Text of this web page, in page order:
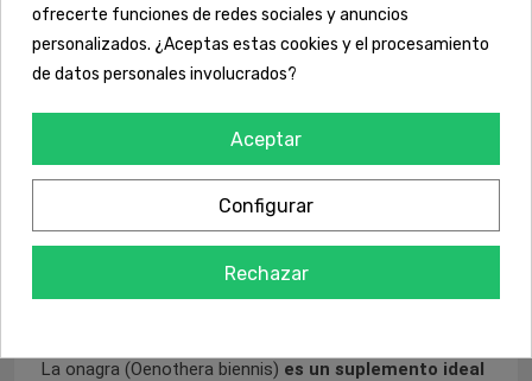
onagra.
Principales beneficios
mantener niveles normales de colesterol y a disminuirlo.
- Formato fácil y rápido de tomar
- Cuenta con multitud de estudios científicos acerca de
sus propiedades
- Utilizada tradicionalmente para regular los síntomas del
climaterio.
La onagra (Oenothera biennis) es un suplemento ideal
ofrecerte funciones de redes sociales y anuncios
personalizados. ¿Aceptas estas cookies y el procesamiento
de datos personales involucrados?
Aceptar
Configurar
Rechazar